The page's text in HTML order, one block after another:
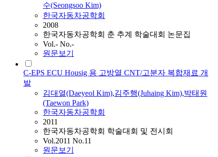
수(Seongsoo Kim)
한국자동차공학회
2008
한국자동차공학회 춘 추계 학술대회 논문집
Vol.- No.-
원문보기
C-EPS ECU Housig 용 고방열 CNT/고분자 복합재료 개
발
김대열(Daeyeol Kim),김주행(Juhaing Kim),박태원
(Taewon Park)
한국자동차공학회
2011
한국자동차공학회 학술대회 및 전시회
Vol.2011 No.11
원문보기